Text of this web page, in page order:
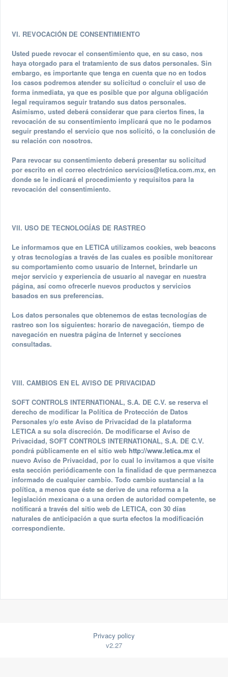
VI. REVOCACIÓN DE CONSENTIMIENTO
Usted puede revocar el consentimiento que, en su caso, nos
haya otorgado para el tratamiento de sus datos personales. Sin
embargo, es importante que tenga en cuenta que no en todos
los casos podremos atender su solicitud o concluir el uso de
forma inmediata, ya que es posible que por alguna obligación
legal requiramos seguir tratando sus datos personales.
Asimismo, usted deberá considerar que para ciertos fines, la
revocación de su consentimiento implicará que no le podamos
seguir prestando el servicio que nos solicitó, o la conclusión de
su relación con nosotros.
Para revocar su consentimiento deberá presentar su solicitud
por escrito en el correo electrónico servicios@letica.com.mx, en
donde se le indicará el procedimiento y requisitos para la
revocación del consentimiento.
VII. USO DE TECNOLOGÍAS DE RASTREO
Le informamos que en LETICA utilizamos cookies, web beacons
y otras tecnologías a través de las cuales es posible monitorear
su comportamiento como usuario de Internet, brindarle un
mejor servicio y experiencia de usuario al navegar en nuestra
página, así como ofrecerle nuevos productos y servicios
basados en sus preferencias.
Los datos personales que obtenemos de estas tecnologías de
rastreo son los siguientes: horario de navegación, tiempo de
navegación en nuestra página de Internet y secciones
consultadas.
VIII. CAMBIOS EN EL AVISO DE PRIVACIDAD
SOFT CONTROLS INTERNATIONAL, S.A. DE C.V. se reserva el
derecho de modificar la Política de Protección de Datos
Personales y/o este Aviso de Privacidad de la plataforma
LETICA a su sola discreción. De modificarse el Aviso de
Privacidad, SOFT CONTROLS INTERNATIONAL, S.A. DE C.V.
pondrá públicamente en el sitio web http://www.letica.mx el
nuevo Aviso de Privacidad, por lo cual lo invitamos a que visite
esta sección periódicamente con la finalidad de que permanezca
informado de cualquier cambio. Todo cambio sustancial a la
política, a menos que éste se derive de una reforma a la
legislación mexicana o a una orden de autoridad competente, se
notificará a través del sitio web de LETICA, con 30 días
naturales de anticipación a que surta efectos la modificación
correspondiente.
Privacy policy
v2.27